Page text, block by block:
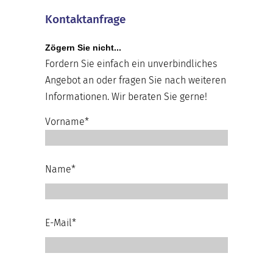
Kontaktanfrage
Zögern Sie nicht...
Fordern Sie einfach ein unverbindliches
Angebot an oder fragen Sie nach weiteren
Informationen. Wir beraten Sie gerne!
Vorname*
Name*
E-Mail*